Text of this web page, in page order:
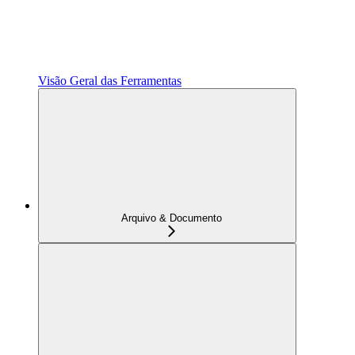
Visão Geral das Ferramentas
Arquivo & Documento